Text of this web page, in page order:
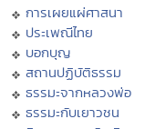
การเผยแผ่ศาสนา
ประเพณีไทย
บอกบุญ
สถานปฏิบัติธรรม
ธรรมะจากหลวงพ่อ
ธรรมะกับเยาวชน